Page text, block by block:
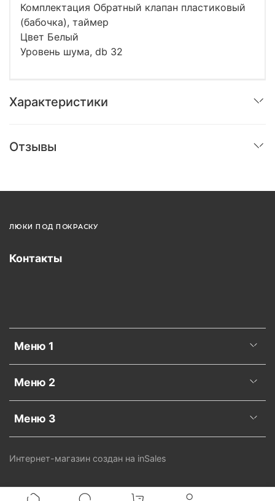
Комплектация Обратный клапан пластиковый
(бабочка), таймер
Цвет Белый
Уровень шума, db 32
Характеристики
Отзывы
ЛЮКИ ПОД ПОКРАСКУ
Меню 1
Меню 2
Меню 3
Контакты
Интернет-магазин создан на inSales